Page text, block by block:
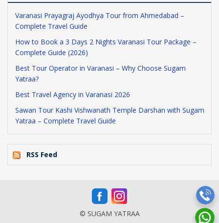
Varanasi Prayagraj Ayodhya Tour from Ahmedabad –
Complete Travel Guide
How to Book a 3 Days 2 Nights Varanasi Tour Package –
Complete Guide (2026)
Best Tour Operator in Varanasi – Why Choose Sugam
Yatraa?
Best Travel Agency in Varanasi 2026
Sawan Tour Kashi Vishwanath Temple Darshan with Sugam
Yatraa – Complete Travel Guide
RSS Feed
© SUGAM YATRAA